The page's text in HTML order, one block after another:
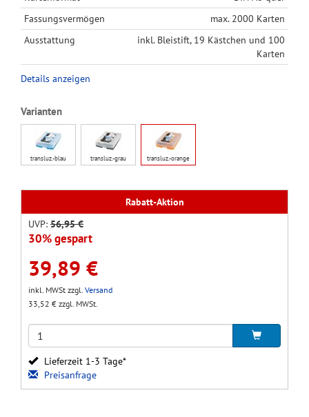
Fassungsvermögen
max. 2000 Karten
Ausstattung
inkl. Bleistift, 19 Kästchen und 100
Karten
Details anzeigen
Varianten
transluz.-blau transluz.-grau transluz.-orange
Rabatt-Aktion
UVP: 56,95 €
30% gespart
39,89 €
inkl. MWSt zzgl. Versand
33,52 € zzgl. MWSt.
Lieferzeit 1-3 Tage*
Preisanfrage